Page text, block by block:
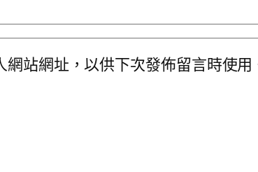
站網址，以供下次發佈留言時使用